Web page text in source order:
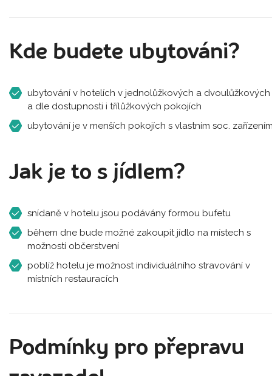
Kde budete ubytováni?
ubytování v hotelích v jednolůžkových a dvoulůžkových
a dle dostupnosti i třílůžkových pokojích
ubytování je v menších pokojích s vlastním soc.
Jak je to s jídlem?
snídaně v hotelu jsou podávány formou bufetu
během dne bude možné zakoupit jídlo na místech s
možností občerstvení
poblíž hotelu je možnost individuálního stravování v
místních restauracích
Podmínky pro přepravu